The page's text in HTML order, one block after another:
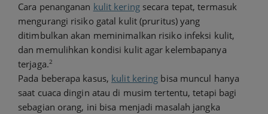
Cara penanganan kulit keringsecara tepat, termasuk
mengurangi risiko gatal kulit (pruritus) yang
ditimbulkan akan meminimalkan risiko infeksi kulit,
dan memulihkan kondisi kulit agar kelembapanya
terjaga.2
Pada beberapa kasus, kulit kering bisa muncul hanya
saat cuaca dingin atau di musim tertentu, tetapi bagi
sebagian orang, ini bisa menjadi masalah jangka